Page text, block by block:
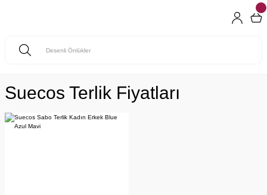
Suecos Terlik Fiyatları